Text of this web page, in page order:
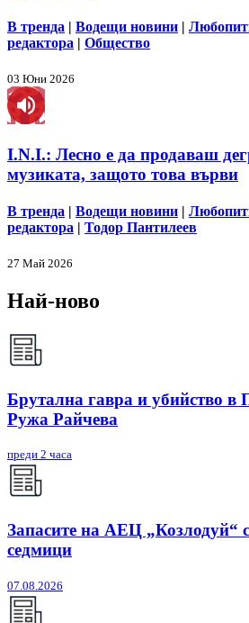
В тренда | Водещи новини |
редактора | Общество
03 Юни 2026
I.N.I.: Лесно е да продаваш
музиката, защото това върви
В тренда | Водещи новини |
редактора | Тодор Пантилеев
27 Май 2026
Най-ново
Брутална гавра и убийство в
Ружа Райчева
преди 2 часа
Запасите на АЕЦ „Козлодуй“
седмици
07.08.2026